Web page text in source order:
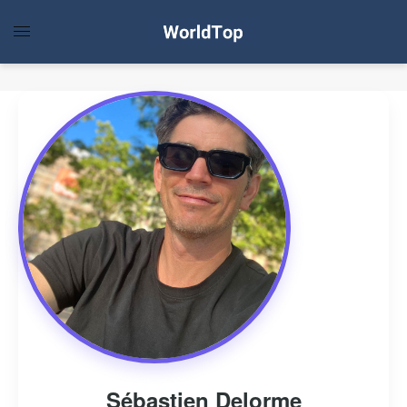
Sébastien Delorme